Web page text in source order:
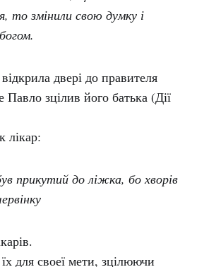
то змінили свою думку і
двері до правителя
Павло зцілив його батька (Дії
лікар:
прикутий до ліжка, бо хворів
для своеї мети, зцілюючи